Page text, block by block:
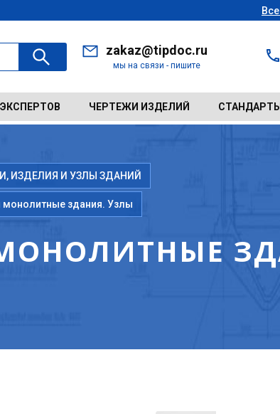
zakaz@tipdoc.ru
мы на связи - пишите
ЧЕРТЕЖИ ИЗДЕЛИЙ СТАНДАРТЫ
ИЗДЕЛИЯ И УЗЛЫ ЗДАНИЙ
монолитные здания. Узлы